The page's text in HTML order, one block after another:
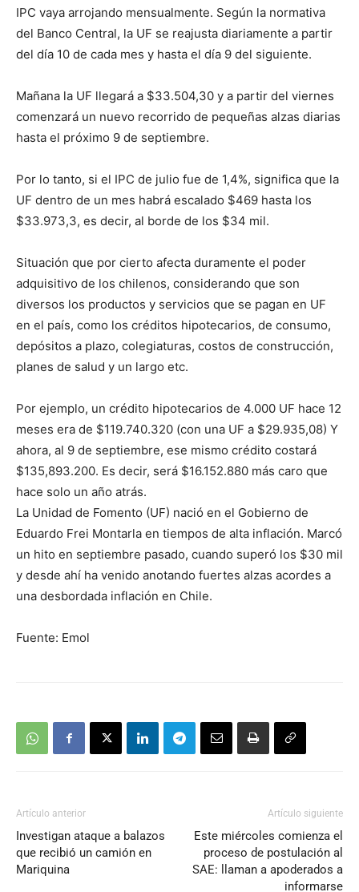
IPC vaya arrojando mensualmente. Según la normativa
del Banco Central, la UF se reajusta diariamente a partir
del día 10 de cada mes y hasta el día 9 del siguiente.
Mañana la UF llegará a $33.504,30 y a partir del viernes
comenzará un nuevo recorrido de pequeñas alzas diarias
hasta el próximo 9 de septiembre.
Por lo tanto, si el IPC de julio fue de 1,4%, significa que la
UF dentro de un mes habrá escalado $469 hasta los
$33.973,3, es decir, al borde de los $34 mil.
Situación que por cierto afecta duramente el poder
adquisitivo de los chilenos, considerando que son
diversos los productos y servicios que se pagan en UF
en el país, como los créditos hipotecarios, de consumo,
depósitos a plazo, colegiaturas, costos de construcción,
planes de salud y un largo etc.
Por ejemplo, un crédito hipotecarios de 4.000 UF hace 12
meses era de $119.740.320 (con una UF a $29.935,08) Y
ahora, al 9 de septiembre, ese mismo crédito costará
$135,893.200. Es decir, será $16.152.880 más caro que
hace solo un año atrás.
La Unidad de Fomento (UF) nació en el Gobierno de
Eduardo Frei Montarla en tiempos de alta inflación. Marcó
un hito en septiembre pasado, cuando superó los $30 mil
y desde ahí ha venido anotando fuertes alzas acordes a
una desbordada inflación en Chile.
Fuente: Emol
Artículo anterior
Investigan ataque a balazos
que recibió un camión en
Mariquina
Artículo siguiente
Este miércoles comienza el
proceso de postulación al
SAE: llaman a apoderados a
informarse